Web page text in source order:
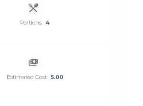
Portions: 4
Estimated Cost: 5.00